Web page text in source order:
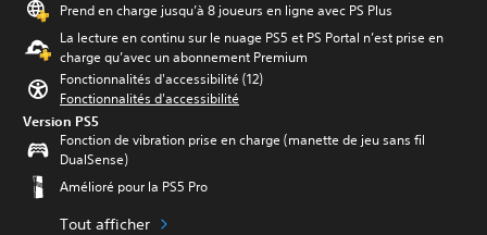
Prend en charge jusqu’à 8 joueurs en ligne avec PS Plus
La lecture en continu sur le nuage PS5 et PS Portal n’est prise en
charge qu’avec un abonnement Premium
Fonctionnalités d'accessibilité (12)
Fonctionnalités d'accessibilité
Version PS5
Fonction de vibration prise en charge (manette de jeu sans fil
DualSense)
Amélioré pour la PS5 Pro
Tout afficher